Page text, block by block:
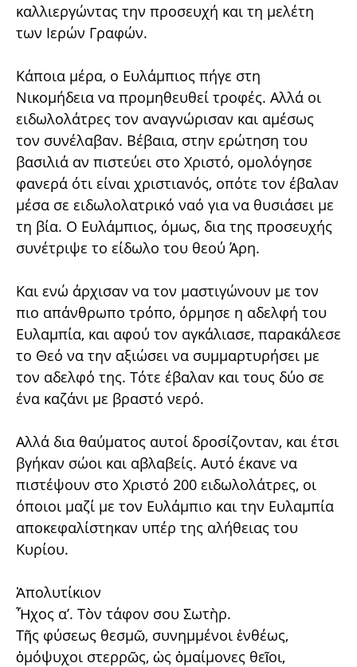
καλλιεργώντας την προσευχή και τη μελέτη
των Ιερών Γραφών.
Κάποια μέρα, ο Ευλάμπιος πήγε στη
Νικομήδεια να προμηθευθεί τροφές. Αλλά οι
ειδωλολάτρες τον αναγνώρισαν και αμέσως
τον συνέλαβαν. Βέβαια, στην ερώτηση του
βασιλιά αν πιστεύει στο Χριστό, ομολόγησε
φανερά ότι είναι χριστιανός, οπότε τον έβαλαν
μέσα σε ειδωλολατρικό ναό για να θυσιάσει με
τη βία. Ο Ευλάμπιος, όμως, δια της προσευχής
συνέτριψε το είδωλο του θεού Άρη.
Και ενώ άρχισαν να τον μαστιγώνουν με τον
πιο απάνθρωπο τρόπο, όρμησε η αδελφή του
Ευλαμπία, και αφού τον αγκάλιασε, παρακάλεσε
το Θεό να την αξιώσει να συμμαρτυρήσει με
τον αδελφό της. Τότε έβαλαν και τους δύο σε
ένα καζάνι με βραστό νερό.
Αλλά δια θαύματος αυτοί δροσίζονταν, και έτσι
βγήκαν σώοι και αβλαβείς. Αυτό έκανε να
πιστέψουν στο Χριστό 200 ειδωλολάτρες, οι
όποιοι μαζί με τον Ευλάμπιο και την Ευλαμπία
αποκεφαλίστηκαν υπέρ της αλήθειας του
Κυρίου.
Ἀπολυτίκιον
Ἦχος α’. Τὸν τάφον σου Σωτὴρ.
Τῆς φύσεως θεσμῶ, συνημμένοι ἐνθέως,
ὁμόψυχοι στερρῶς, ὡς ὀμαίμονες θεῖοι,